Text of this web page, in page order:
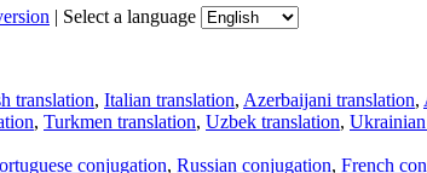
| Select a language
translation, Italian translation, Azerbaijani translation,
, Turkmen translation, Uzbek translation,
conjugation, Russian conjugation, French